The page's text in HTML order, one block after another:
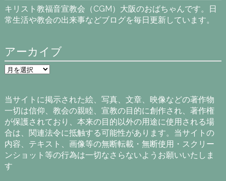
キリスト教福音宣教会（CGM）大阪のおばちゃんです。日
常生活や教会の出来事などブログを毎日更新しています。
アーカイブ
ア
ー
ブ
当サイトに掲示された絵、写真、文章、映像などの著作物
一切は信仰、教会の親睦、宣教の目的に創作され、著作権
が保護されており、本来の目的以外の用途に使用される場
合は、関連法令に抵触する可能性があります。当サイトの
内容、テキスト、画像等の無断転載・無断使用・スクリー
ンショット等の行為は一切なさらないようお願いいたしま
す